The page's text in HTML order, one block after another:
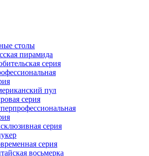
столы
пирамида
серия
пул
серия
серия
серия
восьмерка